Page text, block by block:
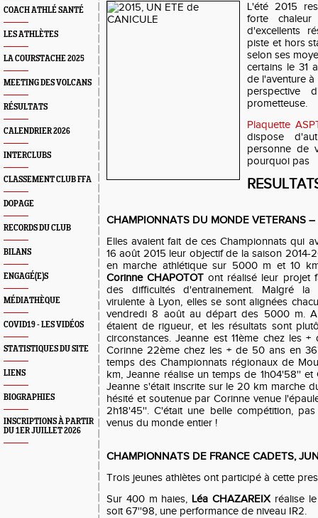
COACH ATHLÉ SANTÉ
LES ATHLÈTES
LA COURSTACHE 2025
MEETING DES VOLCANS
RÉSULTATS
CALENDRIER 2026
INTERCLUBS
CLASSEMENT CLUB FFA
DOPAGE
RECORDS DU CLUB
BILANS
ENGAGÉ(E)S
MÉDIATHÈQUE
COVID19 - LES VIDÉOS
STATISTIQUES DU SITE
LIENS
BIOGRAPHIES
INSCRIPTIONS À PARTIR
DU 1ER JUILLET 2026
L'été 2015
forte
d'excellents
piste et hors
selon ses
certains le 31
de l'aventure à
perspective
prometteuse.
Plaquette
dispose
personne de
pourquoi pas
CHAMPIONNATS DU MONDE VETERANS
Elles avaient fait de ces Championnats qui
16 août 2015 leur objectif de la saison 2014-
en marche athlétique sur 5000 m et 10
Corinne CHAPOTOT ont réalisé leur projet
des difficultés d'entrainement. Malgré la
virulente à Lyon, elles se sont alignées
vendredi 8 août au départ des 5000 m.
étaient de rigueur, et les résultats sont
circonstances. Jeanne est 11ème chez les
Corinne 22ème chez les + de 50 ans en
temps des Championnats régionaux de
km, Jeanne réalise un temps de 1h04'58'' et
Jeanne s'était inscrite sur le 20 km marche
hésité et soutenue par Corinne venue
2h18'45''. C'était une belle compétition,
venus du monde entier !
CHAMPIONNATS DE FRANCE CADETS,
Trois jeunes athlètes ont participé à cette
Sur 400 m haies, Léa CHAZAREIXréalise le
soit 67''98, une performance de niveau IR2.